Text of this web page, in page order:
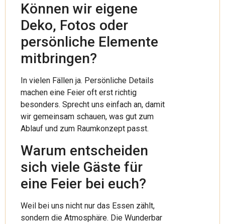
Können wir eigene
Deko, Fotos oder
persönliche Elemente
mitbringen?
In vielen Fällen ja. Persönliche Details
machen eine Feier oft erst richtig
besonders. Sprecht uns einfach an, damit
wir gemeinsam schauen, was gut zum
Ablauf und zum Raumkonzept passt.
Warum entscheiden
sich viele Gäste für
eine Feier bei euch?
Weil bei uns nicht nur das Essen zählt,
sondern die Atmosphäre. Die Wunderbar